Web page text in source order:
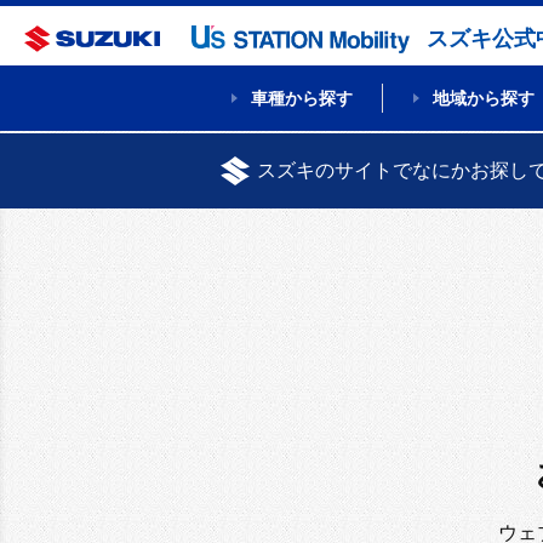
スズキ公式
車種から探す 地域から探す
スズキのサイトでなにかお探し
ウェ